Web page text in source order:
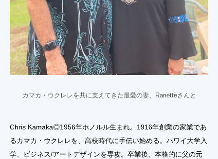
カマカ・ウクレレを共に支えてきた最愛の妻、Ranetteさんと
Chris Kamaka◎1956年ホノルル生まれ。1916年創業の家業であ
るカマカ・ウクレレを、高校時代に手伝い始める。ハワイ大学入
学、ビジネス/アートデザインを専攻。卒業後、本格的に父の元